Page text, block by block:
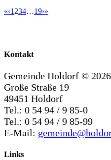
«‹1 234…19›»
Kontakt
Gemeinde Holdorf © 2026
Große Straße 19
49451 Holdorf
Tel.: 0 54 94 / 9 85-0
Tel.: 0 54 94 / 9 85-99
E-Mail:
Links